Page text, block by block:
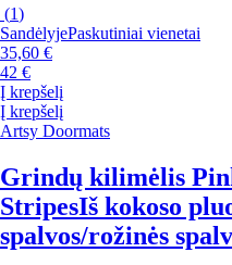
(1)
SandėlyjePaskutiniai vienetai
35,60 €
42 €
Į krepšelį
Į krepšelį
Artsy Doormats
Grindų kilimėlis
StripesIš kokoso
spalvos/rožinės